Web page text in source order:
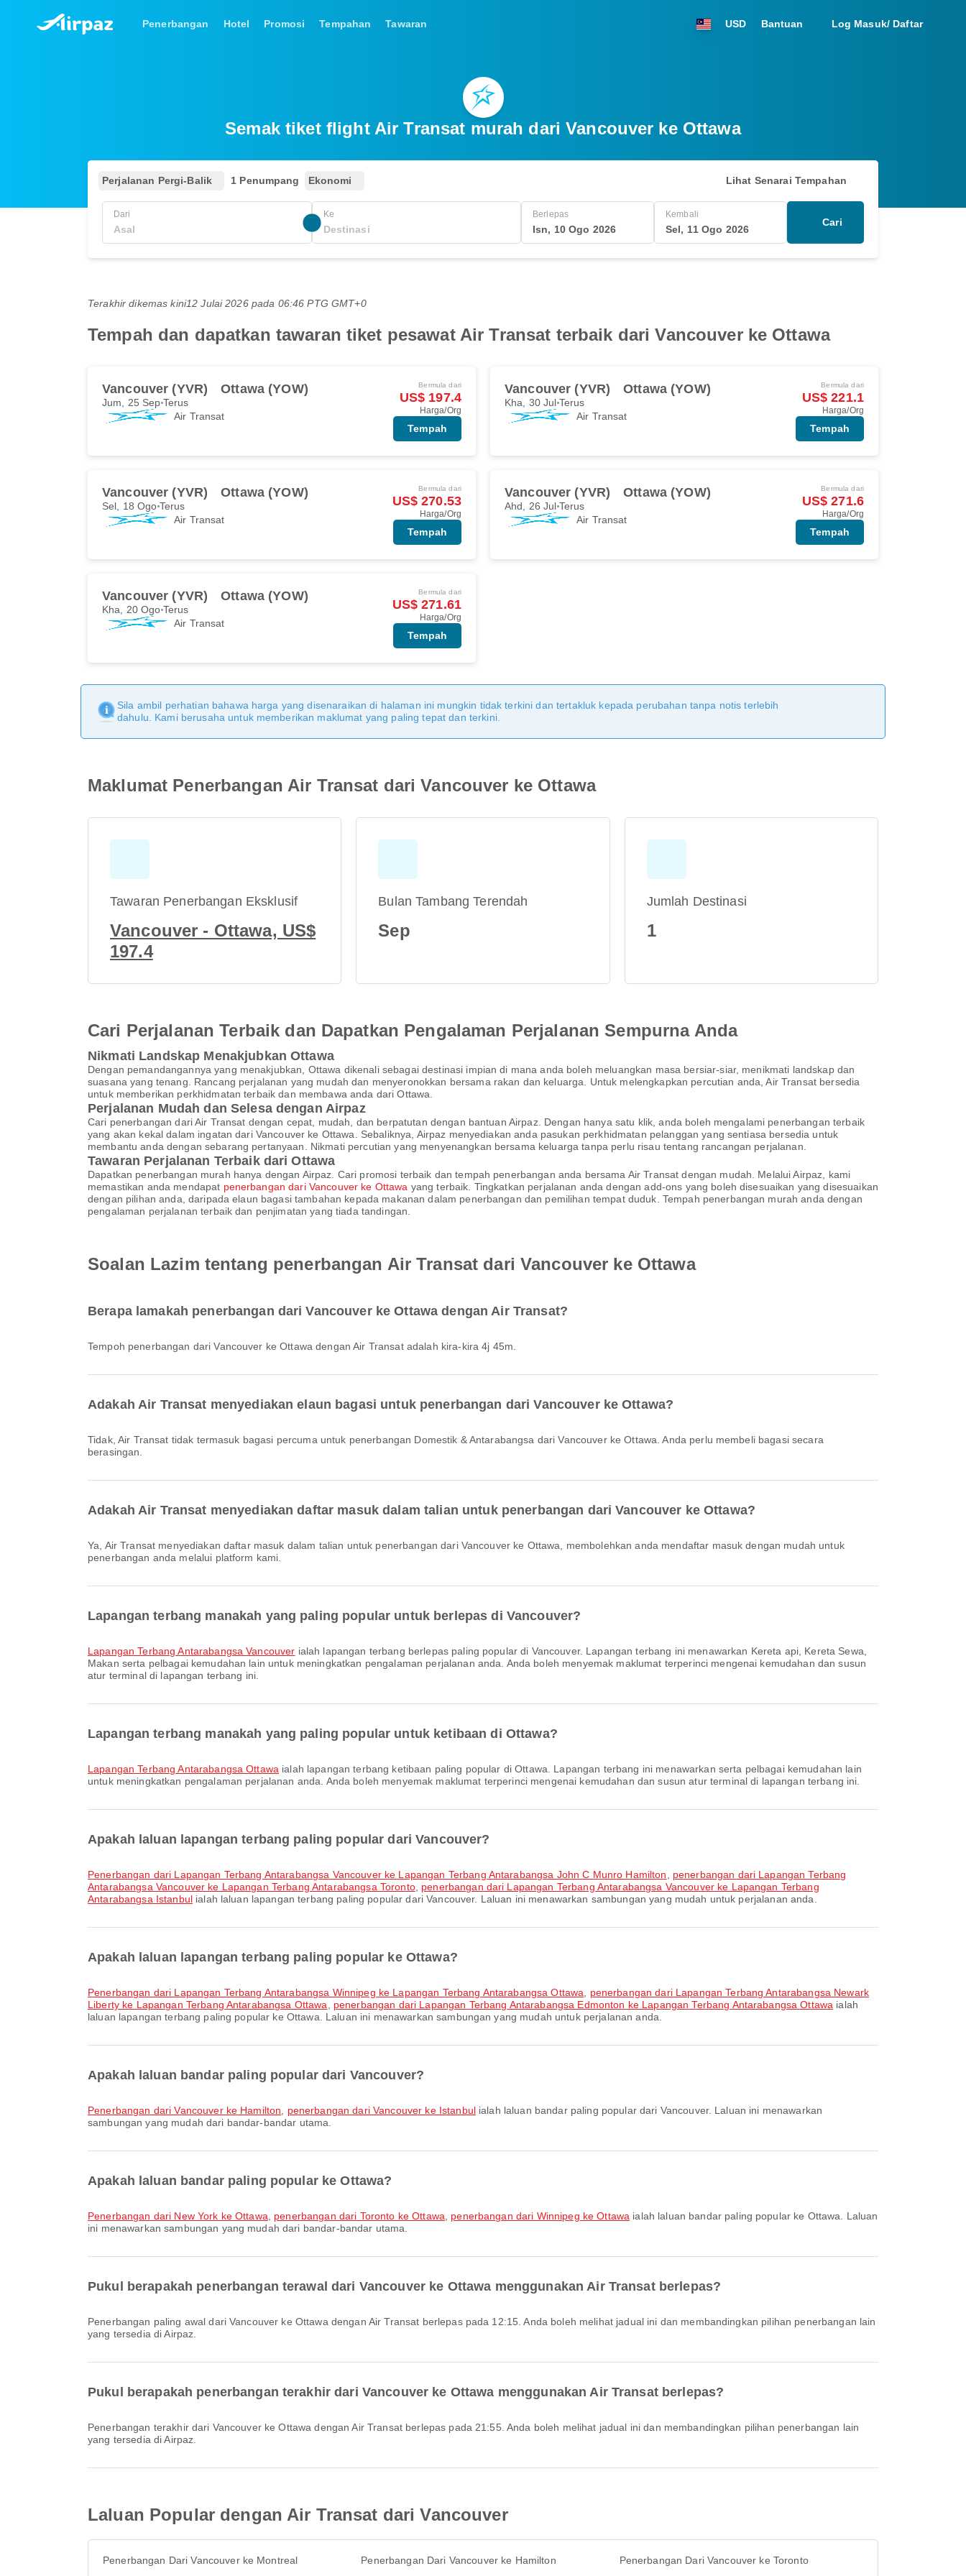
Penerbangan Hotel Promosi Tempahan Tawaran USD Bantuan Log Masuk/ Daftar
Semak tiket flight Air Transat murah dari Vancouver ke Ottawa
Perjalanan Pergi-Balik 1 Penumpang Ekonomi Lihat Senarai Tempahan
Dari Ke Berlepas
Isn, 10 Ogo 2026
Kembali
Sel, 11 Ogo 2026
Cari
Terakhir dikemas kini12 Julai 2026 pada 06:46 PTG GMT+0
Tempah dan dapatkan tawaran tiket pesawat Air Transat terbaik dari Vancouver ke Ottawa
Vancouver (YVR) Ottawa (YOW)
Jum, 25 Sep Terus
Air Transat
Bermula dari
US$ 197.4
Harga/Org
Tempah
Vancouver (YVR) Ottawa (YOW)
Kha, 30 Jul Terus
Air Transat
Bermula dari
US$ 221.1
Harga/Org
Tempah
Vancouver (YVR) Ottawa (YOW)
Sel, 18 Ogo Terus
Air Transat
Bermula dari
US$ 270.53
Harga/Org
Tempah
Vancouver (YVR) Ottawa (YOW)
Ahd, 26 Jul Terus
Air Transat
Bermula dari
US$ 271.6
Harga/Org
Tempah
Vancouver (YVR) Ottawa (YOW)
Kha, 20 Ogo Terus
Air Transat
Bermula dari
US$ 271.61
Harga/Org
Tempah
Sila ambil perhatian bahawa harga yang disenaraikan di halaman ini mungkin tidak terkini dan tertakluk kepada perubahan tanpa notis terlebih
dahulu. Kami berusaha untuk memberikan maklumat yang paling tepat dan terkini.
Maklumat Penerbangan Air Transat dari Vancouver ke Ottawa
Tawaran Penerbangan Eksklusif
Vancouver - Ottawa, US$
197.4
Bulan Tambang Terendah
Sep
Jumlah Destinasi
1
Cari Perjalanan Terbaik dan Dapatkan Pengalaman Perjalanan Sempurna Anda
Nikmati Landskap Menakjubkan Ottawa
Dengan pemandangannya yang menakjubkan, Ottawa dikenali sebagai destinasi impian di mana anda boleh meluangkan masa bersiar-siar, menikmati landskap dan
suasana yang tenang. Rancang perjalanan yang mudah dan menyeronokkan bersama rakan dan keluarga. Untuk melengkapkan percutian anda, Air Transat bersedia
untuk memberikan perkhidmatan terbaik dan membawa anda dari Ottawa.
Perjalanan Mudah dan Selesa dengan Airpaz
Cari penerbangan dari Air Transat dengan cepat, mudah, dan berpatutan dengan bantuan Airpaz. Dengan hanya satu klik, anda boleh mengalami penerbangan terbaik
yang akan kekal dalam ingatan dari Vancouver ke Ottawa. Sebaliknya, Airpaz menyediakan anda pasukan perkhidmatan pelanggan yang sentiasa bersedia untuk
membantu anda dengan sebarang pertanyaan. Nikmati percutian yang menyenangkan bersama keluarga tanpa perlu risau tentang rancangan perjalanan.
Tawaran Perjalanan Terbaik dari Ottawa
Dapatkan penerbangan murah hanya dengan Airpaz. Cari promosi terbaik dan tempah penerbangan anda bersama Air Transat dengan mudah. Melalui Airpaz, kami
memastikan anda mendapat penerbangan dari Vancouver ke Ottawa yang terbaik. Tingkatkan perjalanan anda dengan add-ons yang boleh disesuaikan yang disesuaikan
dengan pilihan anda, daripada elaun bagasi tambahan kepada makanan dalam penerbangan dan pemilihan tempat duduk. Tempah penerbangan murah anda dengan
pengalaman perjalanan terbaik dan penjimatan yang tiada tandingan.
Soalan Lazim tentang penerbangan Air Transat dari Vancouver ke Ottawa
Berapa lamakah penerbangan dari Vancouver ke Ottawa dengan Air Transat?
Tempoh penerbangan dari Vancouver ke Ottawa dengan Air Transat adalah kira-kira 4j 45m.
Adakah Air Transat menyediakan elaun bagasi untuk penerbangan dari Vancouver ke Ottawa?
Tidak, Air Transat tidak termasuk bagasi percuma untuk penerbangan Domestik & Antarabangsa dari Vancouver ke Ottawa. Anda perlu membeli bagasi secara
berasingan.
Adakah Air Transat menyediakan daftar masuk dalam talian untuk penerbangan dari Vancouver ke Ottawa?
Ya, Air Transat menyediakan daftar masuk dalam talian untuk penerbangan dari Vancouver ke Ottawa, membolehkan anda mendaftar masuk dengan mudah untuk
penerbangan anda melalui platform kami.
Lapangan terbang manakah yang paling popular untuk berlepas di Vancouver?
Lapangan Terbang Antarabangsa Vancouver ialah lapangan terbang berlepas paling popular di Vancouver. Lapangan terbang ini menawarkan Kereta api, Kereta Sewa,
Makan serta pelbagai kemudahan lain untuk meningkatkan pengalaman perjalanan anda. Anda boleh menyemak maklumat terperinci mengenai kemudahan dan susun
atur terminal di lapangan terbang ini.
Lapangan terbang manakah yang paling popular untuk ketibaan di Ottawa?
Lapangan Terbang Antarabangsa Ottawa ialah lapangan terbang ketibaan paling popular di Ottawa. Lapangan terbang ini menawarkan serta pelbagai kemudahan lain
untuk meningkatkan pengalaman perjalanan anda. Anda boleh menyemak maklumat terperinci mengenai kemudahan dan susun atur terminal di lapangan terbang ini.
Apakah laluan lapangan terbang paling popular dari Vancouver?
penerbangan dari Lapangan Terbang Antarabangsa Vancouver ke Lapangan Terbang Antarabangsa John C Munro Hamilton
penerbangan dari Lapangan Terbang
Antarabangsa Vancouver ke Lapangan Terbang Antarabangsa Toronto, penerbangan dari Lapangan Terbang Antarabangsa Vancouver ke Lapangan Terbang
Antarabangsa Istanbulialah laluan lapangan terbang paling popular dari Vancouver. Laluan ini menawarkan sambungan yang mudah untuk perjalanan anda.
Apakah laluan lapangan terbang paling popular ke Ottawa?
penerbangan dari Lapangan Terbang Antarabangsa Winnipeg ke Lapangan Terbang Antarabangsa Ottawa
penerbangan dari Lapangan Terbang Antarabangsa Newark
Liberty ke Lapangan Terbang Antarabangsa Ottawa
penerbangan dari Lapangan Terbang Antarabangsa Edmonton ke Lapangan Terbang Antarabangsa Ottawa ialah
laluan lapangan terbang paling popular ke Ottawa. Laluan ini menawarkan sambungan yang mudah untuk perjalanan anda.
Apakah laluan bandar paling popular dari Vancouver?
penerbangan dari Vancouver ke Hamilton penerbangan dari Vancouver ke Istanbulialah laluan bandar paling popular dari Vancouver. Laluan ini menawarkan
sambungan yang mudah dari bandar-bandar utama.
Apakah laluan bandar paling popular ke Ottawa?
penerbangan dari New York ke Ottawa penerbangan dari Toronto ke Ottawa penerbangan dari Winnipeg ke Ottawa ialah laluan bandar paling popular ke Ottawa. Laluan
ini menawarkan sambungan yang mudah dari bandar-bandar utama.
Pukul berapakah penerbangan terawal dari Vancouver ke Ottawa menggunakan Air Transat berlepas?
Penerbangan paling awal dari Vancouver ke Ottawa dengan Air Transat berlepas pada 12:15. Anda boleh melihat jadual ini dan membandingkan pilihan penerbangan lain
yang tersedia di Airpaz.
Pukul berapakah penerbangan terakhir dari Vancouver ke Ottawa menggunakan Air Transat berlepas?
Penerbangan terakhir dari Vancouver ke Ottawa dengan Air Transat berlepas pada 21:55. Anda boleh melihat jadual ini dan membandingkan pilihan penerbangan lain
yang tersedia di Airpaz.
Laluan Popular dengan Air Transat dari Vancouver
Penerbangan Dari Vancouver ke Montreal Penerbangan Dari Vancouver ke Hamilton Penerbangan Dari Vancouver ke Toronto